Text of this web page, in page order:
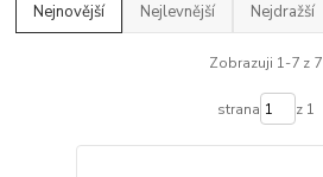
Nejnovější Nejlevnější Nejdražší
Zobrazuji 1-7 z 7
strana z 1